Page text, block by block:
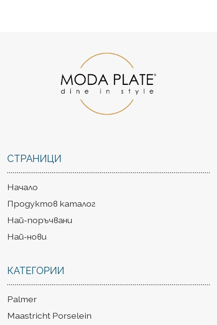
СТРАНИЦИ
Начало
Продуктов каталог
Най-поръчвани
Най-нови
КАТЕГОРИИ
Palmer
Maastricht Porselein